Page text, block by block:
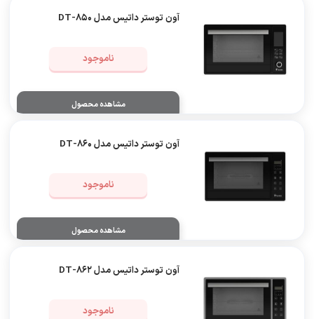
آون توستر داتیس مدل 850-DT
ناموجود
مشاهده محصول
آون توستر داتیس مدل 860-DT
ناموجود
مشاهده محصول
آون توستر داتیس مدل 862-DT
ناموجود